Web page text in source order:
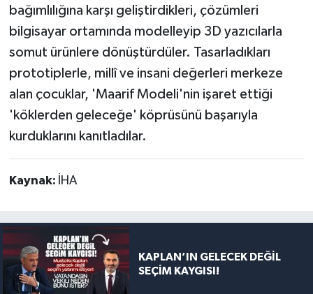
bağımlılığına karşı geliştirdikleri, çözümleri
bilgisayar ortamında modelleyip 3D yazıcılarla
somut ürünlere dönüştürdüler. Tasarladıkları
prototiplerle, millî ve insani değerleri merkeze
alan çocuklar, 'Maarif Modeli'nin işaret ettiği
'köklerden geleceğe' köprüsünü başarıyla
kurduklarını kanıtladılar.
Kaynak: İHA
KAPLAN’IN GELECEK DEĞİL
SEÇİM KAYGISI!